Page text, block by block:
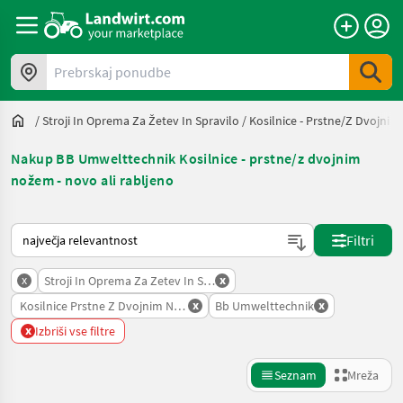
Prebrskaj ponudbe
/Stroji In Oprema Za Žetev In Spravilo / Kosilnice - Prstne/z Dvojnim
Nakup BB Umwelttechnik Kosilnice - prstne/z dvojnim
nožem - novo ali rabljeno
Tako je razvrščeno na Landwirt.com
Filtri
x Stroji In Oprema Za Zetev In Spravilo
x
Kosilnice Prstne Z Dvojnim Nozem
x Bb Umwelttechnik x
x Izbriši vse filtre
Seznam Mreža